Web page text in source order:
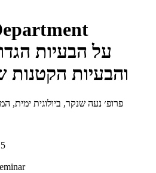
והבעיות
פרופ׳ נעה שנקר, ביולוגית ימית,